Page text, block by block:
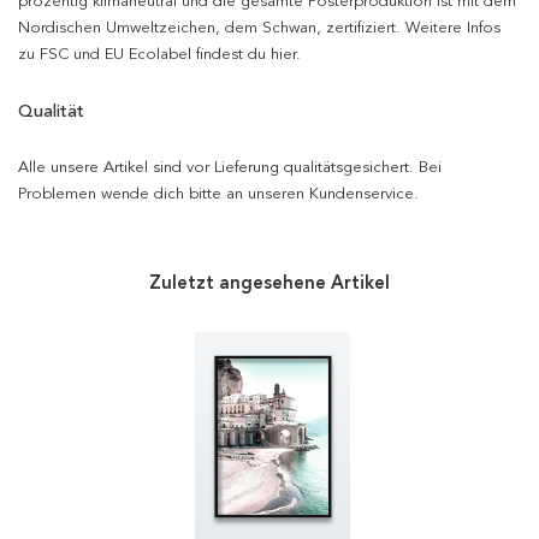
Nordischen Umweltzeichen, dem Schwan, zertifiziert. Weitere Infos
zu FSC und EU Ecolabel findest du hier.
Qualität
Alle unsere Artikel sind vor Lieferung qualitätsgesichert. Bei
Problemen wende dich bitte an unseren Kundenservice.
Zuletzt angesehene Artikel